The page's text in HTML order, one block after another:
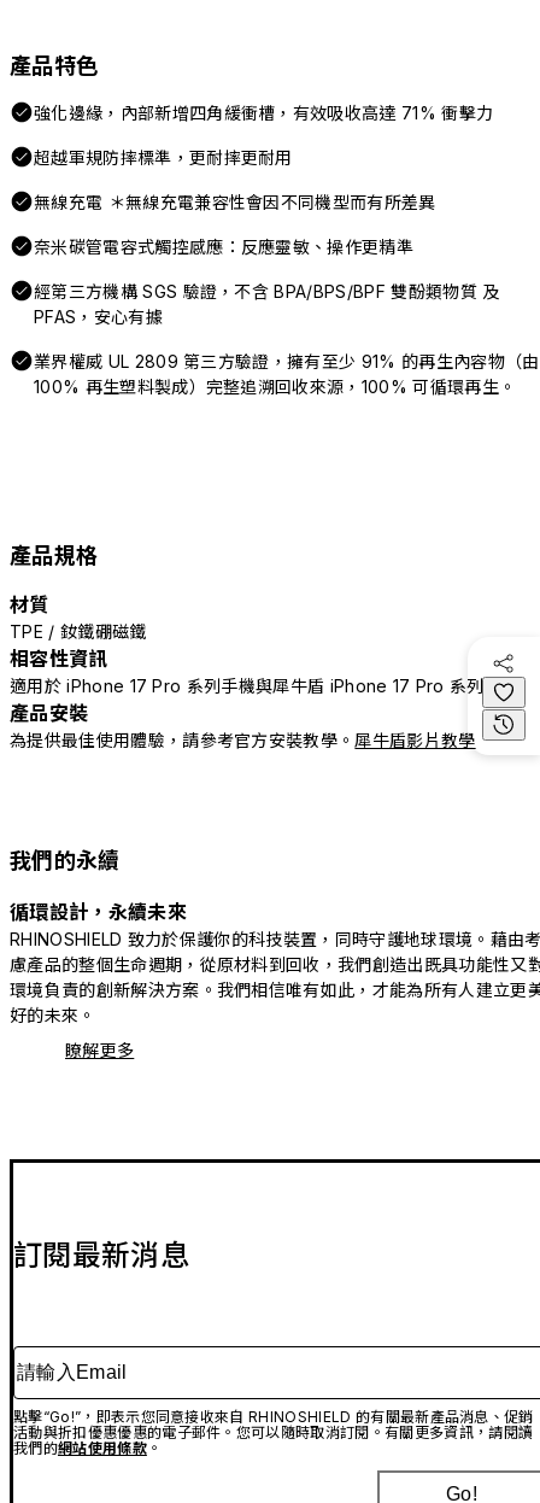
產品特色
強化邊緣，內部新增四角緩衝槽，有效吸收高達 71% 衝擊力
超越軍規防摔標準，更耐摔更耐用
無線充電 ＊無線充電兼容性會因不同機型而有所差異
奈米碳管電容式觸控感應：反應靈敏、操作更精準
經第三方機構 SGS 驗證，不含 BPA/BPS/BPF 雙酚類物質 及
PFAS，安心有據
業界權威 UL 2809 第三方驗證，擁有至少 91% 的再生內容物（由
100% 再生塑料製成）完整追溯回收來源，100% 可循環再生。
產品規格
材質
TPE / 釹鐵硼磁鐵
相容性資訊
適用於 iPhone 17 Pro 系列手機與犀牛盾 iPhone 17 Pro 系列配件
產品安裝
為提供最佳使用體驗，請參考官方安裝教學。 犀牛盾影片教學
我們的永續
循環設計，永續未來
RHINOSHIELD 致力於保護你的科技裝置，同時守護地球環境。藉由
慮產品的整個生命週期，從原材料到回收，我們創造出既具功能性又
環境負責的創新解決方案。我們相信唯有如此，才能為所有人建立更
好的未來。
瞭解更多
訂閱最新消息
請輸入Email
點擊“Go!”，即表示您同意接收來自 RHINOSHIELD 的有關最新產品消息、促銷
活動與折扣優惠優惠的電子郵件。您可以隨時取消訂閱。有關更多資訊，請閱讀
我們的網站使用條款。
Go!